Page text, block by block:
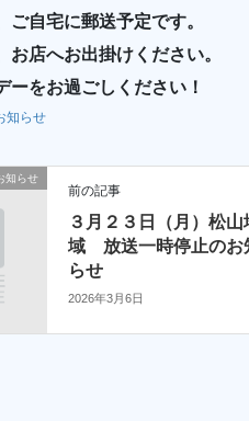
ご自宅に郵送予定です。
お店へお出掛けください。
ーをお過ごしください！
知らせ
知らせ
前の記事
３月２３日（月）松山
域 放送一時停止のお
らせ
2026年3月6日